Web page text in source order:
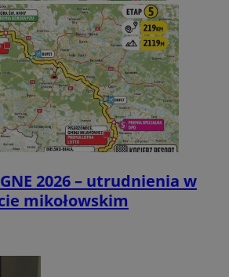
2026 – utrudnienia w
mikołowskim